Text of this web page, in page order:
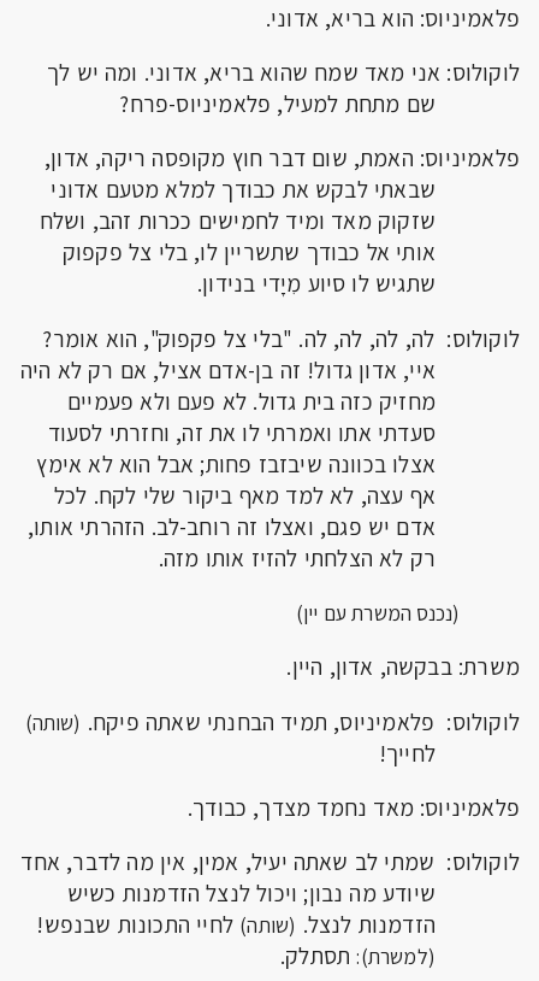
פלאמיניוס: הוא בריא, אדוני.
לוקולוס: אני מאד שמח שהוא בריא, אדוני. ומה יש לך
שם מתחת למעיל, פלאמיניוס-פרח?
פלאמיניוס: האמת, שום דבר חוץ מקופסה ריקה, אדון,
שבאתי לבקש את כבודך למלא מטעם אדוני
שזקוק מאד ומיד לחמישים ככרות זהב, ושלח
אותי אל כבודך שתשריין לו, בלי צל פקפוק
שתגיש לו סיוע מִיָדי בנידון.
לוקולוס: לה, לה, לה, לה. "בלי צל פקפוק", הוא אומר?
איי, אדון גדול! זה בן-אדם אציל, אם רק לא היה
מחזיק כזה בית גדול. לא פעם ולא פעמיים
סעדתי אתו ואמרתי לו את זה, וחזרתי לסעוד
אצלו בכוונה שיבזבז פחות; אבל הוא לא אימץ
אף עצה, לא למד מאף ביקור שלי לקח. לכל
אדם יש פגם, ואצלו זה רוחב-לב. הזהרתי אותו,
רק לא הצלחתי להזיז אותו מזה.
(נכנס המשרת עם יין)
משרת: בבקשה, אדון, היין.
לוקולוס: פלאמיניוס, תמיד הבחנתי שאתה פיקח. (שותה)
לחייך!
פלאמיניוס: מאד נחמד מצדך, כבודך.
לוקולוס: שמתי לב שאתה יעיל, אמין, אין מה לדבר, אחד
שיודע מה נבון; ויכול לנצל הזדמנות כשיש
הזדמנות לנצל. (שותה) לחיי התכונות שבנפש!
(למשרת):תסתלק.